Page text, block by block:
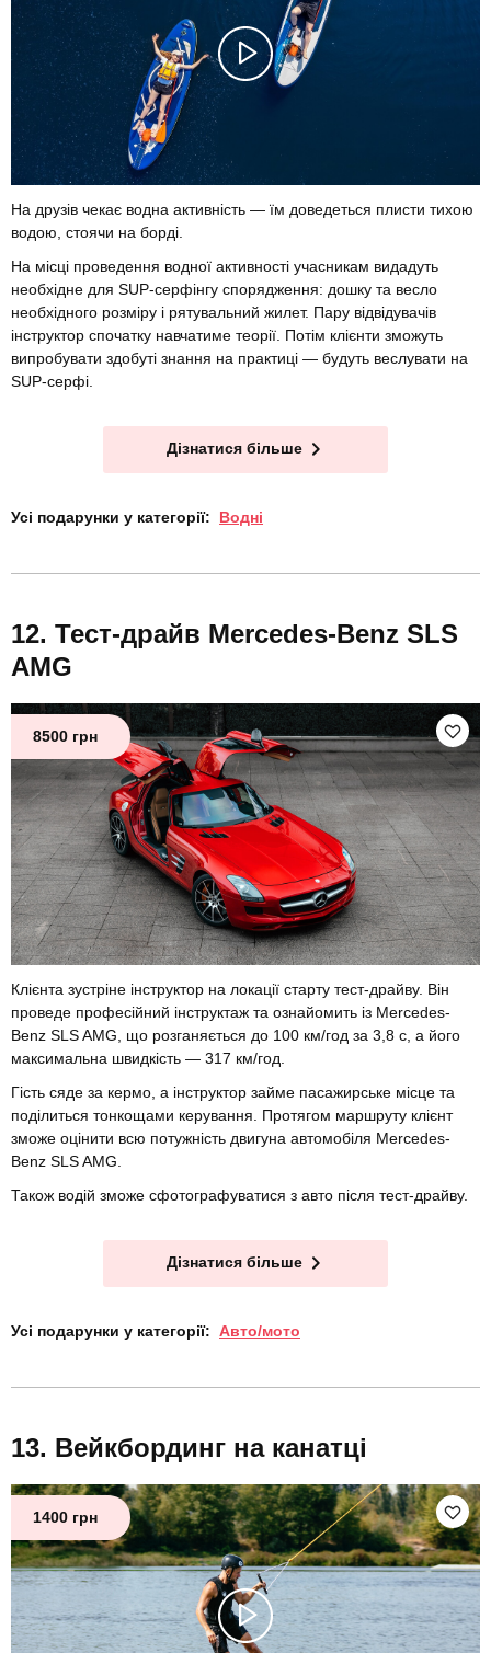
На друзів чекає водна активність — їм доведеться плисти тихою
водою, стоячи на борді.
На місці проведення водної активності учасникам видадуть
необхідне для SUP-серфінгу спорядження: дошку та весло
необхідного розміру і рятувальний жилет. Пару відвідувачів
інструктор спочатку навчатиме теорії. Потім клієнти зможуть
випробувати здобуті знання на практиці — будуть веслувати на
SUP-серфі.
Дізнатися більше
Усі подарунки у категорії: Водні
Тест-драйв Mercedes-Benz SLS
AMG
8500 грн
Клієнта зустріне інструктор на локації старту тест-драйву. Він
проведе професійний інструктаж та ознайомить із Mercedes-
Benz SLS AMG, що розганяється до 100 км/год за 3,8 с, а його
максимальна швидкість — 317 км/год.
Гість сяде за кермо, а інструктор займе пасажирське місце та
поділиться тонкощами керування. Протягом маршруту клієнт
зможе оцінити всю потужність двигуна автомобіля Mercedes-
Benz SLS AMG.
Також водій зможе сфотографуватися з авто після тест-драйву.
Дізнатися більше
Усі подарунки у категорії: Авто/мото
Вейкбординг на канатці
1400 грн